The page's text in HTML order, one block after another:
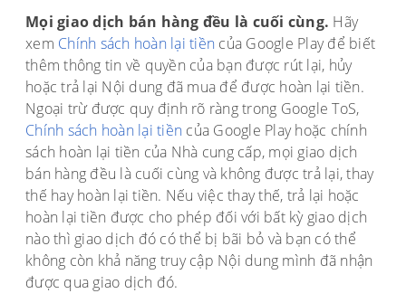
Mọi giao dịch bán hàng đều là cuối cùng. Hãy
xem Chính sách hoàn lại tiền của Google Play để biết
thêm thông tin về quyền của bạn được rút lại, hủy
hoặc trả lại Nội dung đã mua để được hoàn lại tiền.
Ngoại trừ được quy định rõ ràng trong Google ToS,
Chính sách hoàn lại tiền của Google Play hoặc chính
sách hoàn lại tiền của Nhà cung cấp, mọi giao dịch
bán hàng đều là cuối cùng và không được trả lại, thay
thế hay hoàn lại tiền. Nếu việc thay thế, trả lại hoặc
hoàn lại tiền được cho phép đối với bất kỳ giao dịch
nào thì giao dịch đó có thể bị bãi bỏ và bạn có thể
không còn khả năng truy cập Nội dung mình đã nhận
được qua giao dịch đó.